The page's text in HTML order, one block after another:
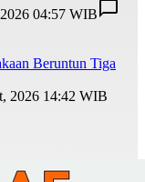
04:57 WIB
Beruntun Tiga
2026 14:42 WIB